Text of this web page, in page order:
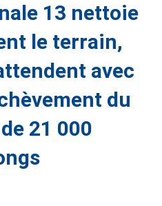
13 nettoie
le terrain,
avec
du
21 000